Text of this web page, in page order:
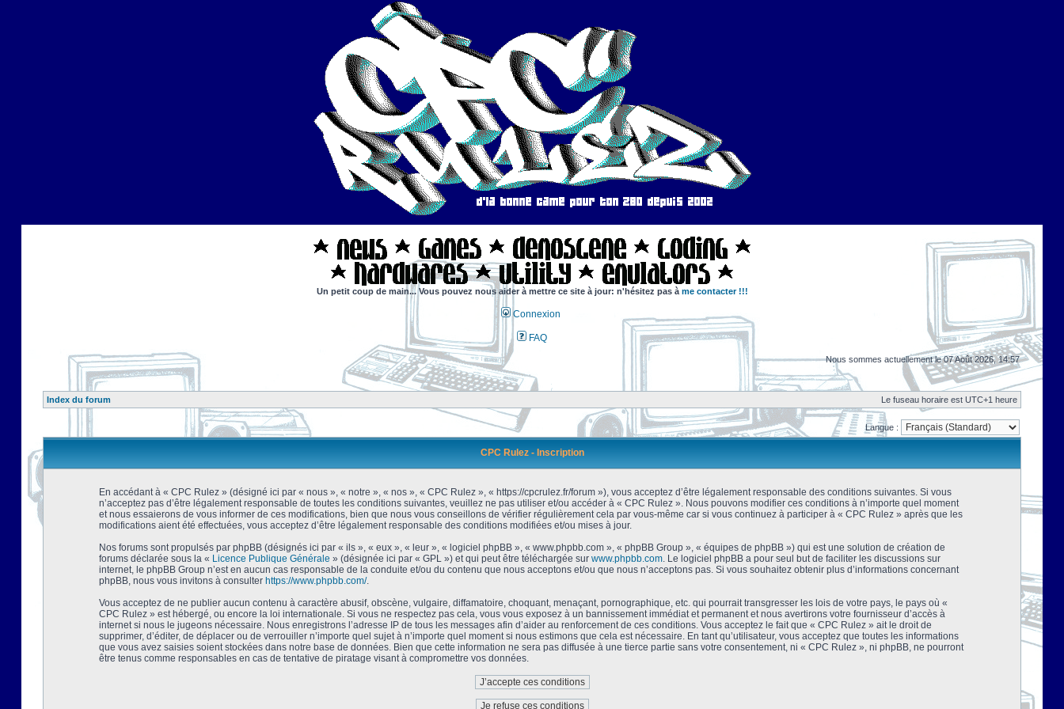
Un petit coup de main... Vous pouvez nous aider à mettre ce site à jour: n'hésitez pas à me contacter !!!
Connexion
FAQ
Nous sommes actuellement le 07 Août 2026, 14:57
Index du forum Le fuseau horaire est UTC+1 heure
Langue :
CPC Rulez - Inscription
En accédant à « CPC Rulez » (désigné ici par « nous », « notre », « nos », « CPC Rulez », « https://cpcrulez.fr/forum »), vous acceptez d’être légalement responsable des conditions suivantes. Si vous
n’acceptez pas d’être légalement responsable de toutes les conditions suivantes, veuillez ne pas utiliser et/ou accéder à « CPC Rulez ». Nous pouvons modifier ces conditions à n’importe quel moment
et nous essaierons de vous informer de ces modifications, bien que nous vous conseillons de vérifier régulièrement cela par vous-même car si vous continuez à participer à « CPC Rulez » après que les
modifications aient été effectuées, vous acceptez d’être légalement responsable des conditions modifiées et/ou mises à jour.
Nos forums sont propulsés par phpBB (désignés ici par « ils », « eux », « leur », « logiciel phpBB », « www.phpbb.com », « phpBB Group », « équipes de phpBB ») qui est une solution de création de
forums déclarée sous la « Licence Publique Générale » (désignée ici par « GPL ») et qui peut être téléchargée sur www.phpbb.com. Le logiciel phpBB a pour seul but de faciliter les discussions sur
internet, le phpBB Group n’est en aucun cas responsable de la conduite et/ou du contenu que nous acceptons et/ou que nous n’acceptons pas. Si vous souhaitez obtenir plus d’informations concernant
phpBB, nous vous invitons à consulter https://www.phpbb.com/.
Vous acceptez de ne publier aucun contenu à caractère abusif, obscène, vulgaire, diffamatoire, choquant, menaçant, pornographique, etc. qui pourrait transgresser les lois de votre pays, le pays où «
CPC Rulez » est hébergé, ou encore la loi internationale. Si vous ne respectez pas cela, vous vous exposez à un bannissement immédiat et permanent et nous avertirons votre fournisseur d’accès à
internet si nous le jugeons nécessaire. Nous enregistrons l’adresse IP de tous les messages afin d’aider au renforcement de ces conditions. Vous acceptez le fait que « CPC Rulez » ait le droit de
supprimer, d’éditer, de déplacer ou de verrouiller n’importe quel sujet à n’importe quel moment si nous estimons que cela est nécessaire. En tant qu’utilisateur, vous acceptez que toutes les informations
que vous avez saisies soient stockées dans notre base de données. Bien que cette information ne sera pas diffusée à une tierce partie sans votre consentement, ni « CPC Rulez », ni phpBB, ne pourront
être tenus comme responsables en cas de tentative de piratage visant à compromettre vos données.